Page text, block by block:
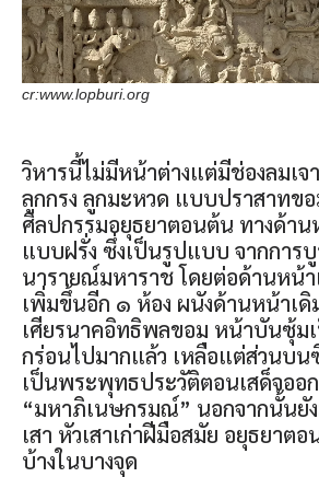
cr:www.lopburi.org
วิหารนี้ไม่มีหน้าต่างแต่มีช่องลมเจ
ลูกกรง ลูกมะหวด แบบปราสาทข
ศิลปกรรมอยุธยาตอนต้น ทางด้าน
แบบฝรั่ง ซึ่งเป็นรูปแบบ จากการ
นารายณ์มหาราช โดยต่อด้านหน้า
เพิ่มขึ้นอีก ๑ ห้อง ผนังด้านหน้าเ
เศียรนาคอิทธิพลขอม หน้าบันซุ้ม
กร่อนไปมากแล้ว เหลือแต่ส่วนบน
เป็นพระพุทธประวัติตอนเสด็จออ
“มหาภิเนษกรมณ์” นอกจากนั้นยัง
เสา หัวเสาเก่าฝีมือสมัย อยุธยาต
บ้างในบางจุด